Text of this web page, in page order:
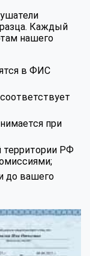
Каждый
нашего
в ФИС
при
территории РФ
до вашего